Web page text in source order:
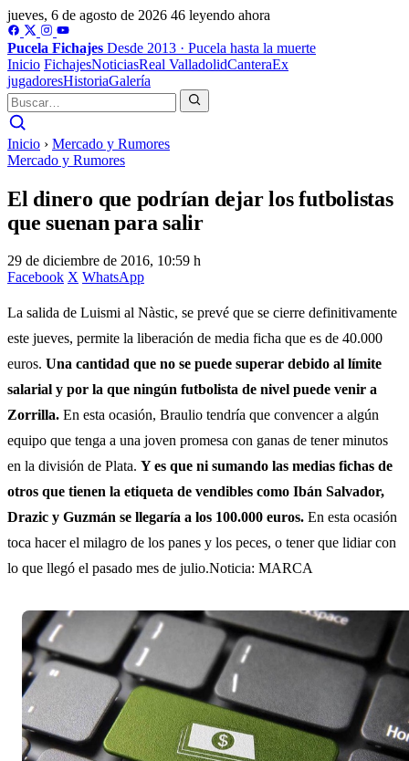
jueves, 6 de agosto de 2026 46 leyendo ahora
Pucela Fichajes Desde 2013 · Pucela hasta la muerte
Inicio FichajesNoticiasReal ValladolidCanteraEx
jugadoresHistoriaGalería
Inicio › Mercado y Rumores
Mercado y Rumores
El dinero que podrían dejar los futbolistas
que suenan para salir
29 de diciembre de 2016, 10:59 h
Facebook X WhatsApp
La salida de Luismi al Nàstic, se prevé que se cierre definitivamente
este jueves, permite la liberación de media ficha que es de 40.000
euros. Una cantidad que no se puede superar debido al límite
salarial y por la que ningún futbolista de nivel puede venir a
Zorrilla. En esta ocasión, Braulio tendría que convencer a algún
equipo que tenga a una joven promesa con ganas de tener minutos
en la división de Plata. Y es que ni sumando las medias fichas de
otros que tienen la etiqueta de vendibles como Ibán Salvador,
Drazic y Guzmán se llegaría a los 100.000 euros. En esta ocasión
toca hacer el milagro de los panes y los peces, o tener que lidiar con
lo que llegó el pasado mes de julio.Noticia: MARCA